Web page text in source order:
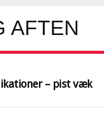
– pist væk